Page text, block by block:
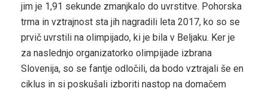
jim je 1,91 sekunde zmanjkalo do uvrstitve. Pohorska
trma in vztrajnost sta jih nagradili leta 2017, ko so se
prvič uvrstili na olimpijado, ki je bila v Beljaku. Ker je
za naslednjo organizatorko olimpijade izbrana
Slovenija, so se fantje odločili, da bodo vztrajali še en
ciklus in si poskušali izboriti nastop na domačem